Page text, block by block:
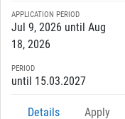
APPLICATION PERIOD
Jul 9, 2026 until Aug
18, 2026
PERIOD
until 15.03.2027
Details Apply